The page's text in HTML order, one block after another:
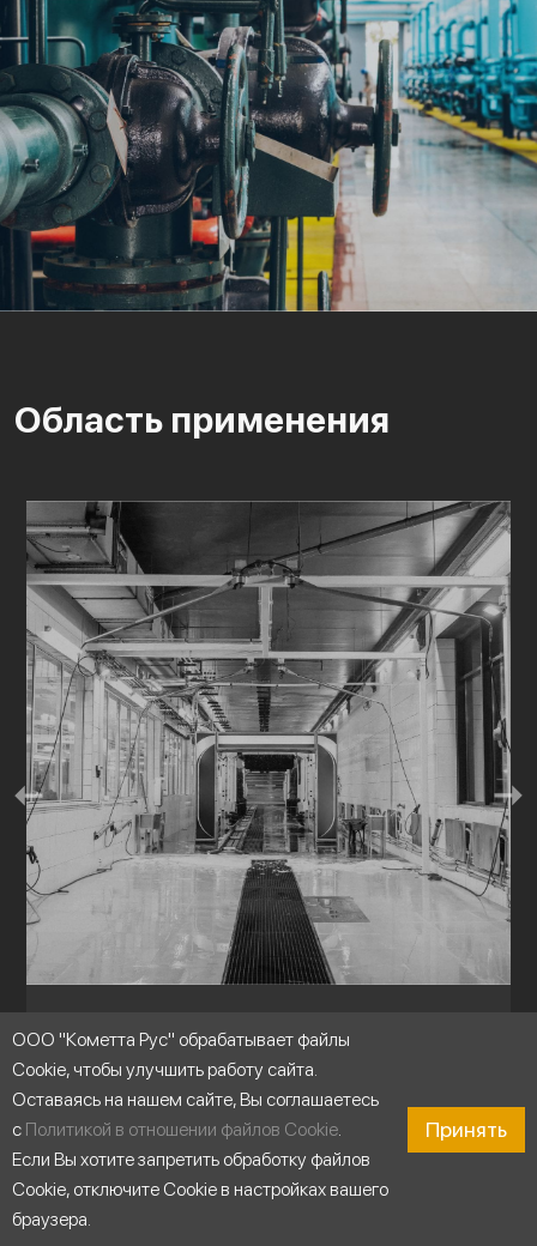
Область применения
Промышленные системы мойки
ООО "Кометта Рус" обрабатывает файлы
Cookie, чтобы улучшить работу сайта.
Оставаясь на нашем сайте, Вы соглашаетесь
с Политикой в отношении файлов Cookie.
Если Вы хотите запретить обработку файлов
Cookie, отключите Cookie в настройках вашего
браузера.
Принять